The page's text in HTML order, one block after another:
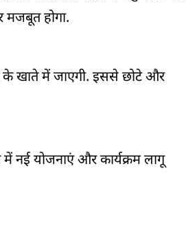
मजबूत होगा.
के खाते में जाएगी. इससे छोटे और
नई योजनाएं और कार्यक्रम लागू